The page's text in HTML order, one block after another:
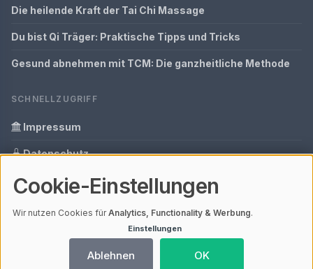
Die heilende Kraft der Tai Chi Massage
Du bist Qi Träger: Praktische Tipps und Tricks
Gesund abnehmen mit TCM: Die ganzheitliche Methode
SCHNELLZUGRIFF
Impressum
Datenschutz
Informationen zur Inhalt
Ihre Datenschutzeinstellungen
Cookie-Einstellungen
Wir nutzen Cookies fürAnalytics, Functionality & Werbung.
Einstellungen
Ablehnen OK